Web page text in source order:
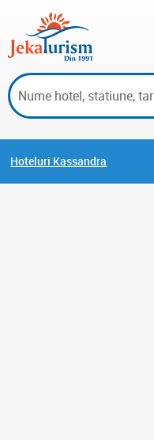
Hoteluri Kassandra